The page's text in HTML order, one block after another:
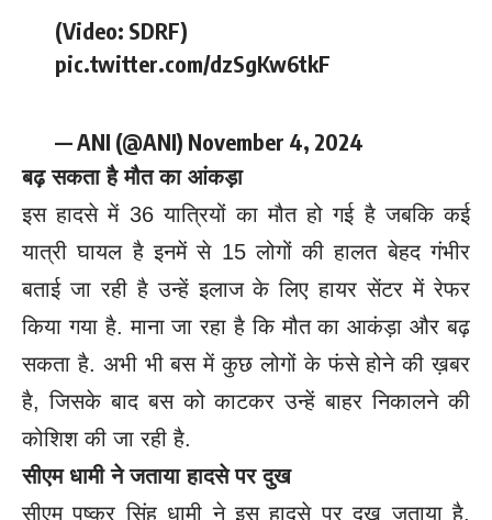
(Video: SDRF)
pic.twitter.com/dzSgKw6tkF
— ANI (@ANI) November 4, 2024
बढ़ सकता है मौत का आंकड़ा
इस हादसे में 36 यात्रियों का मौत हो गई है जबकि कई
यात्री घायल है इनमें से 15 लोगों की हालत बेहद गंभीर
बताई जा रही है उन्हें इलाज के लिए हायर सेंटर में रेफर
किया गया है. माना जा रहा है कि मौत का आकंड़ा और बढ़
सकता है. अभी भी बस में कुछ लोगों के फंसे होने की ख़बर
है, जिसके बाद बस को काटकर उन्हें बाहर निकालने की
कोशिश की जा रही है.
सीएम धामी ने जताया हादसे पर दुख
सीएम पुष्कर सिंह धामी ने इस हादसे पर दुख जताया है.